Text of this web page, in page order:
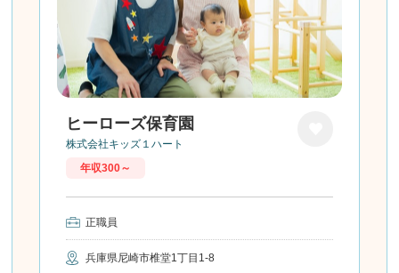
ヒーローズ保育園
株式会社キッズ１ハート
年収300～
正職員
兵庫県尼崎市椎堂1丁目1-8